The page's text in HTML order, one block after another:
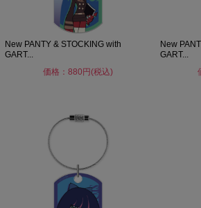
New PANTY & STOCKING with
GART...
価格：880円(税込)
New
GART...